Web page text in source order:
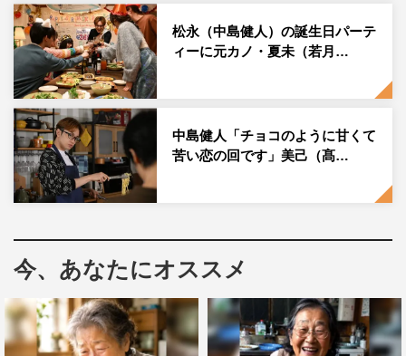
『リビングの松永さん』©カンテレ
先週3月12日放送の第10話では、松永＆美己、健太郎と朝
2人は…。
健太郎と朝子の“おためしキス”のオトナの恋のシーンもあ
り、10話のOA中に、「#リビ松みてる」「＃リビングの松
松永（中島健人）の誕生日パーテ
ィーに元カノ・夏未（若月…
中島健人「チョコのように甘くて
苦い恋の回です」美己（髙…
今、あなたにオススメ